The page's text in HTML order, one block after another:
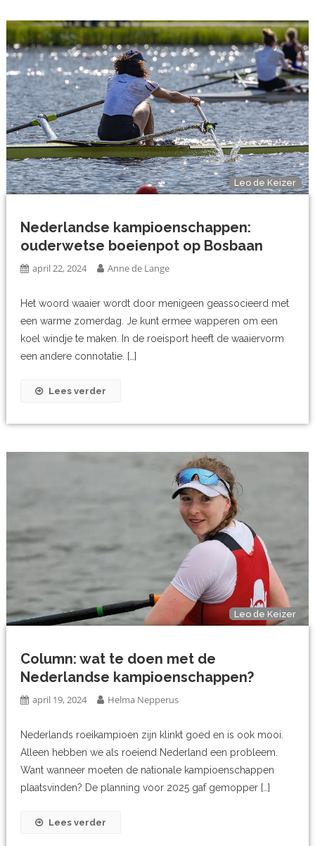
Leo de Keizer
Nederlandse kampioenschappen:
ouderwetse boeienpot op Bosbaan
april 22, 2024 Anne de Lange
Het woord waaier wordt door menigeen geassocieerd met
een warme zomerdag. Je kunt ermee wapperen om een
koel windje te maken. In de roeisport heeft de waaiervorm
een andere connotatie. […]
Lees verder
Leo de Keizer
Column: wat te doen met de
Nederlandse kampioenschappen?
april 19, 2024 Helma Nepperus
Nederlands roeikampioen zijn klinkt goed en is ook mooi.
Alleen hebben we als roeiend Nederland een probleem.
Want wanneer moeten de nationale kampioenschappen
plaatsvinden? De planning voor 2025 gaf gemopper […]
Lees verder